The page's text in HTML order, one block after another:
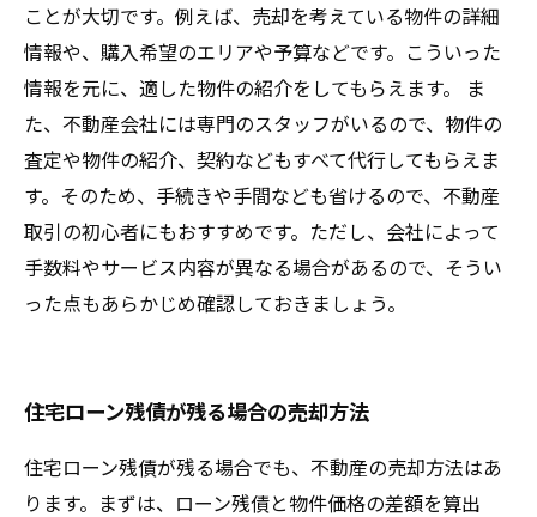
ことが大切です。例えば、売却を考えている物件の詳細
情報や、購入希望のエリアや予算などです。こういった
情報を元に、適した物件の紹介をしてもらえます。 ま
た、不動産会社には専門のスタッフがいるので、物件の
査定や物件の紹介、契約などもすべて代行してもらえま
す。そのため、手続きや手間なども省けるので、不動産
取引の初心者にもおすすめです。ただし、会社によって
手数料やサービス内容が異なる場合があるので、そうい
った点もあらかじめ確認しておきましょう。
住宅ローン残債が残る場合の売却方法
住宅ローン残債が残る場合でも、不動産の売却方法はあ
ります。まずは、ローン残債と物件価格の差額を算出